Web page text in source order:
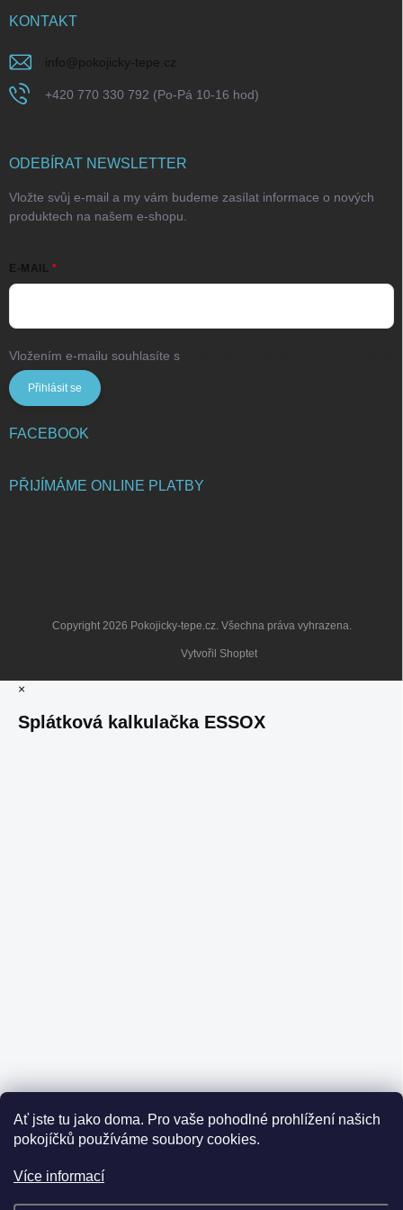
Ať jste tu jako doma. Pro vaše pohodlné prohlížení našich
pokojíčků používáme soubory cookies.
Více informací
KONTAKT
info @pokojicky-tepe.cz
+420 770 330 792 (Po-Pá 10-16 hod)
ODEBÍRAT NEWSLETTER
Vložte svůj e-mail a my vám budeme zasílat informace o nových
produktech na našem e-shopu.
E-MAIL
Vložením e-mailu souhlasíte s
Přihlásit se
FACEBOOK
PŘIJÍMÁME ONLINE PLATBY
Vytvořil Shoptet
Copyright 2026 Pokojicky-tepe.cz. Všechna práva vyhrazena.
×
Splátková kalkulačka ESSOX